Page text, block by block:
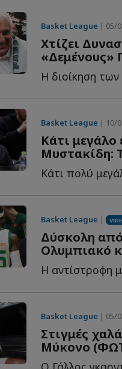
Basket League | 05/
Χτίζει
«Δεμένους»
Basket League | 10/
Κάτι
Μυστακίδη:
Basket League |
Δύσκολη
Ολυμπιακό
Basket League | 05/
Στιγμές
Μύκονο